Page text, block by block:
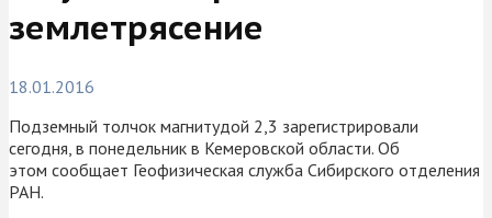
землетрясение
18.01.2016
Подземный толчок магнитудой 2,3 зарегистрировали
сегодня, в понедельник в Кемеровской области. Об
этом сообщает Геофизическая служба Сибирского отделения
РАН.